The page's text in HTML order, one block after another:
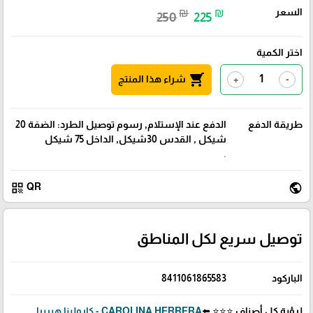
السعر 250₪ 225 ₪
اختر الكمية
-
+
shopping_cart شراء هذا المنتج
طريقة الدفع
الدفع عند الإستلام, رسوم توصيل الطرد: الضفة 20
شيكل , القدس 30شيكل, الداخل 75 شيكل
.
public
QR
qr_code
توصيل سريع لكل المناطق
الباركود 8411061865583